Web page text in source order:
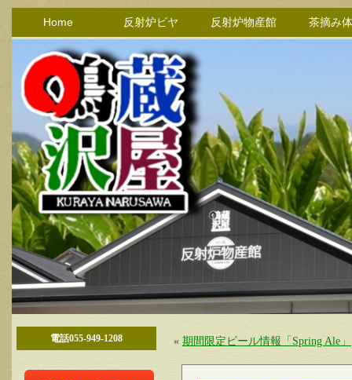
Home 反射炉ビヤ 反射炉物産館 茶摘み
電話055-949-1208 « 期間限定ビール情報「Spring Ale」